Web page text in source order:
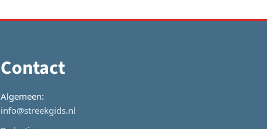
Contact
Algemeen:
info@streekgids.nl